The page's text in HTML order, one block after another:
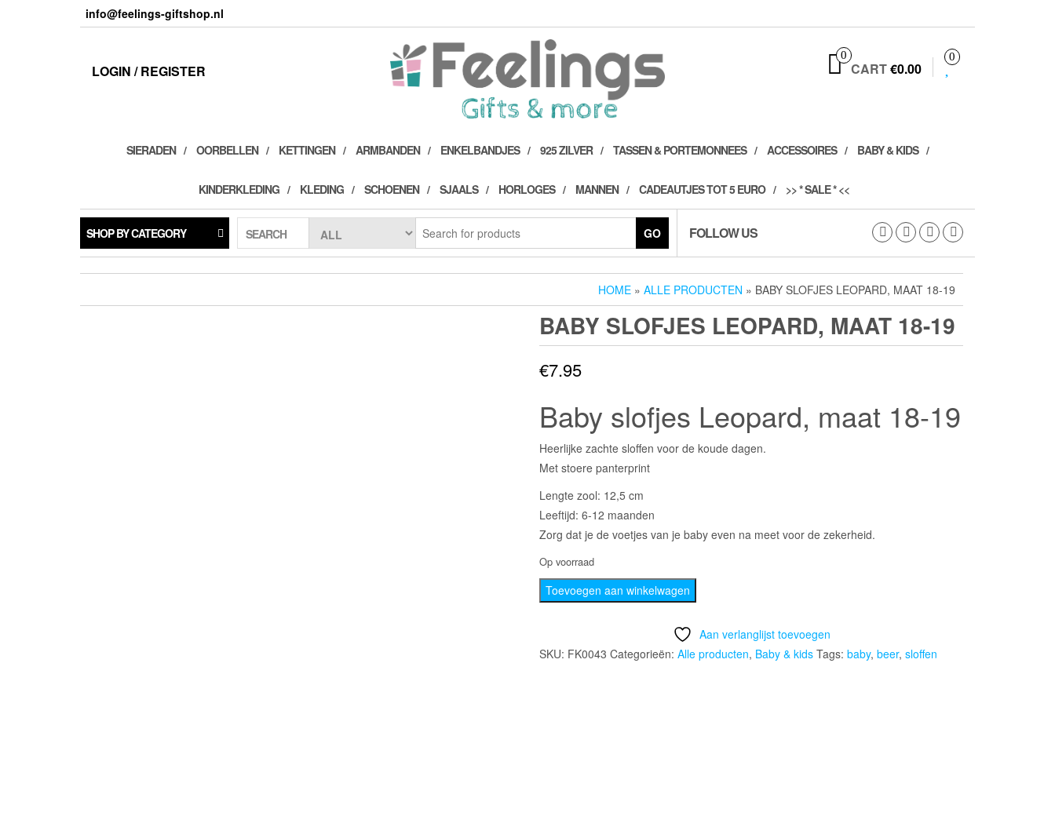
info@feelings-giftshop.nl
LOGIN / REGISTER
0
CART€0.00
0
SIERADEN OORBELLEN KETTINGEN ARMBANDEN ENKELBANDJES 925 ZILVER TASSEN & PORTEMONNEES ACCESSOIRES BABY & KIDS
KINDERKLEDING KLEDING SCHOENEN SJAALS HORLOGES MANNEN CADEAUTJES TOT 5 EURO >> * SALE * <<
SHOP BY CATEGORY SEARCH GO FOLLOW US
HOME » ALLE PRODUCTEN » BABY SLOFJES LEOPARD, MAAT 18-19
BABY SLOFJES LEOPARD, MAAT 18-19
€7.95
Baby slofjes Leopard, maat 18-19
Heerlijke zachte sloffen voor de koude dagen.
Met stoere panterprint
Lengte zool: 12,5 cm
Leeftijd: 6-12 maanden
Zorg dat je de voetjes van je baby even na meet voor de zekerheid.
Op voorraad
Baby
slofjes
maat
Toevoegen aan winkelwagen
Aan verlanglijst toevoegen
SKU: FK0043 Categorieën: Alle producten, Baby & kids Tags: baby, beer, sloffen